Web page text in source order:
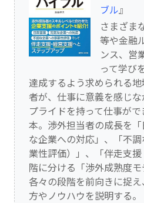
ブル』
さまざま
等や金融
ンス、営
って学び
達成するよう求められる
者が、仕事に意義を感じ
プライドを持って仕事が
本。渉外担当者の成長を
な企業への対応」、「不
業性評価）」、「伴走支
階に分ける「渉外成熟度モ
各々の段階を前向きに捉
方やノウハウを説明する。